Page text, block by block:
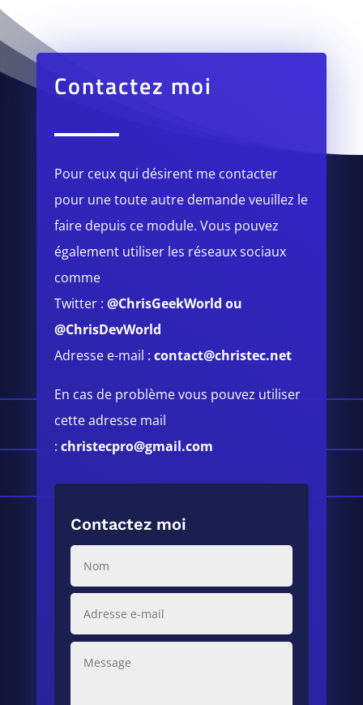
Contactez moi
Pour ceux qui désirent me contacter
pour une toute autre demande veuillez le
faire depuis ce module.Vous pouvez
également utiliser les réseaux sociaux
comme
Twitter :@ChrisGeekWorld ou
@ChrisDevWorld
Adresse e-mail :contact@christec.net
En cas de problème vous pouvez utiliser
cette adresse mail
:christecpro@gmail.com
Contactez moi